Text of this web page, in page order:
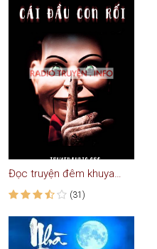
Đọc truyện đêm khuya - Cái đầu con rối
(31)